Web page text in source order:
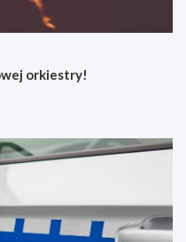
orkiestry!